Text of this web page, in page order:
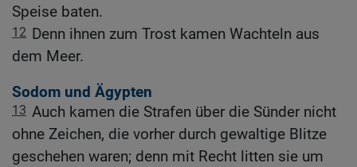
Speise baten.
12 Denn ihnen zum Trost kamen Wachteln aus
dem Meer.
Sodom und Ägypten
13 Auch kamen die Strafen über die Sünder nicht
ohne Zeichen, die vorher durch gewaltige Blitze
geschehen waren; denn mit Recht litten sie um